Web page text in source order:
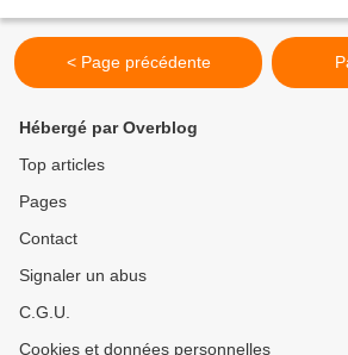
< Page précédente
Hébergé par Overblog
Top articles
Pages
Contact
Signaler un abus
C.G.U.
Cookies et données personnelles